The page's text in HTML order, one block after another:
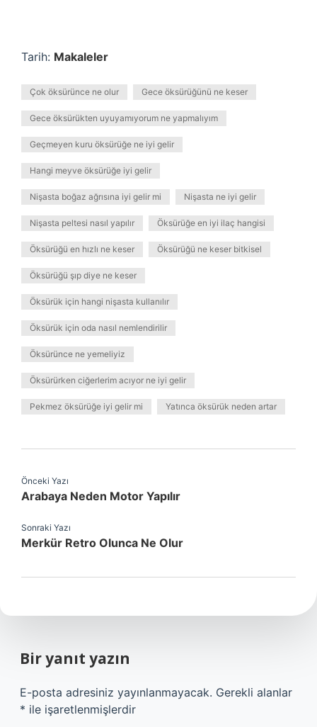
Tarih: Makaleler
Çok öksürünce ne olur Gece öksürüğünü ne keser
Gece öksürükten uyuyamıyorum ne yapmalıyım
Geçmeyen kuru öksürüğe ne iyi gelir
Hangi meyve öksürüğe iyi gelir
Nişasta boğaz ağrısına iyi gelir mi Nişasta ne iyi gelir
Nişasta peltesi nasıl yapılır Öksürüğe en iyi ilaç hangisi
Öksürüğü en hızlı ne keser Öksürüğü ne keser bitkisel
Öksürüğü şıp diye ne keser
Öksürük için hangi nişasta kullanılır
Öksürük için oda nasıl nemlendirilir
Öksürünce ne yemeliyiz
Öksürürken ciğerlerim acıyor ne iyi gelir
Pekmez öksürüğe iyi gelir mi Yatınca öksürük neden artar
Önceki Yazı
Arabaya Neden Motor Yapılır
Sonraki Yazı
Merkür Retro Olunca Ne Olur
Bir yanıt yazın
E-posta adresiniz yayınlanmayacak. Gerekli alanlar
* ile işaretlenmişlerdir